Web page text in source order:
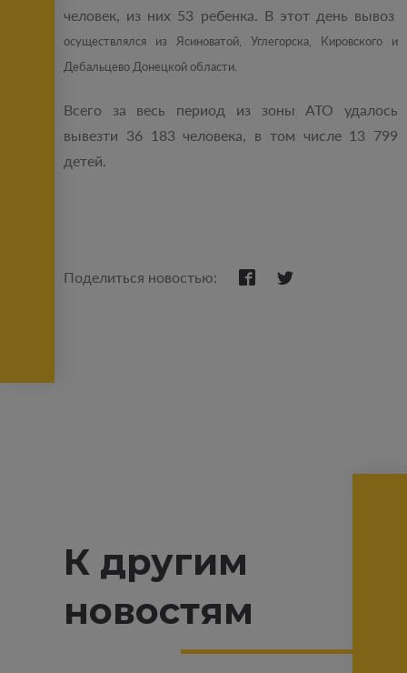
человек, из них 53 ребенка. В этот день вывоз
осуществлялся из Ясиноватой, Углегорска, Кировского и
Дебальцево Донецкой области.
Всего за весь период из зоны АТО удалось
вывезти 36 183 человека, в том числе 13 799
детей.
Поделиться новостью:
К другим
новостям